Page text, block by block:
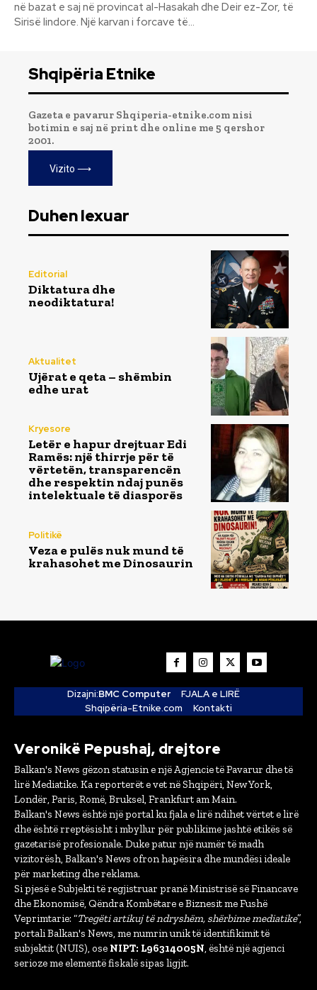
në bazat e saj në provincat al-Hasakah dhe Deir ez-Zor, të
Sirisë lindore. Një karvan i forcave të...
Shqipëria Etnike
Gazeta e pavarur Shqiperia-etnike.com nisi
botimin e saj në print dhe online me 5 qershor
2001.
Vizito ⟶
Duhen lexuar
Editorial
Diktatura dhe
neodiktatura!
Aktualitet
Ujërat e qeta – shëmbin
edhe urat
Kryesore
Letër e hapur drejtuar Edi
Ramës: një thirrje për të
vërtetën, transparencën
dhe respektin ndaj punës
intelektuale të diasporës
Politikë
Veza e pulës nuk mund të
krahasohet me Dinosaurin
Dizajni:BMC Computer
FJALA e LIRË
Shqipëria-Etnike.com
Kontakti
Veronikë Pepushaj, drejtore
Balkan's News gëzon statusin e një Agjencie të Pavarur dhe të
lirë Mediatike. Ka reporterët e vet në Shqipëri, New York,
Londër, Paris, Romë, Bruksel, Frankfurt am Main.
Balkan's News është një portal ku fjala e lirë ndihet vërtet e lirë
dhe është rreptësisht i mbyllur për publikime jashtë etikës së
gazetarisë profesionale. Duke patur një numër të madh
vizitorësh, Balkan's News ofron hapësira dhe mundësi ideale
për marketing dhe reklama.
Si pjesë e Subjekti të regjistruar pranë Ministrisë së Financave
dhe Ekonomisë, Qëndra Kombëtare e Biznesit me Fushë
Veprimtarie: “Tregëti artikuj të ndryshëm, shërbime mediatike”,
portali Balkan's News, me numrin unik të identifikimit të
subjektit (NUIS), ose NIPT: L96314005N, është një agjenci
serioze me elementë fiskalë sipas ligjit.